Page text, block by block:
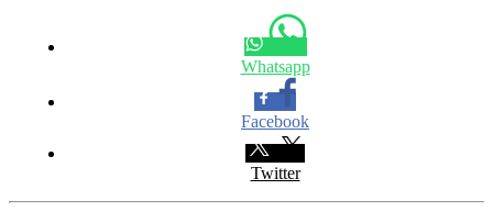
Whatsapp
Facebook
Twitter